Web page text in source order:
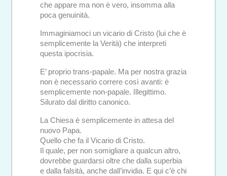
che appare ma non è vero, insomma alla
poca genuinità.
Immaginiamoci un vicario di Cristo (lui che è
semplicemente la Verità) che interpreti
questa ipocrisia.
E’ proprio trans-papale. Ma per nostra grazia
non è necessario correre così avanti: è
semplicemente non-papale. Illegittimo.
Silurato dal diritto canonico.
La Chiesa è semplicemente in attesa del
nuovo Papa.
Quello che fa il Vicario di Cristo.
Il quale, per non somigliare a qualcun altro,
dovrebbe guardarsi oltre che dalla superbia
e dalla falsità, anche dall’invidia. E qui c’è chi